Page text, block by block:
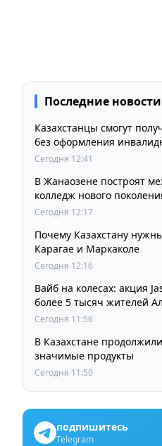
Последние новости
Казахстанцы смогут
без оформления
Сегодня 12:41
В Жанаозене построят
колледж нового
Сегодня 12:17
Почему Казахстану
Карагае и Маркаколе
Сегодня 12:16
Вайб на колесах: акция
более 5 тысяч жителей
Сегодня 11:56
В Казахстане
значимые продукты
Сегодня 11:50
подпишитесь
Telegram